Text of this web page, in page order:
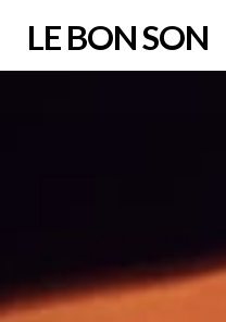
LE BON SON